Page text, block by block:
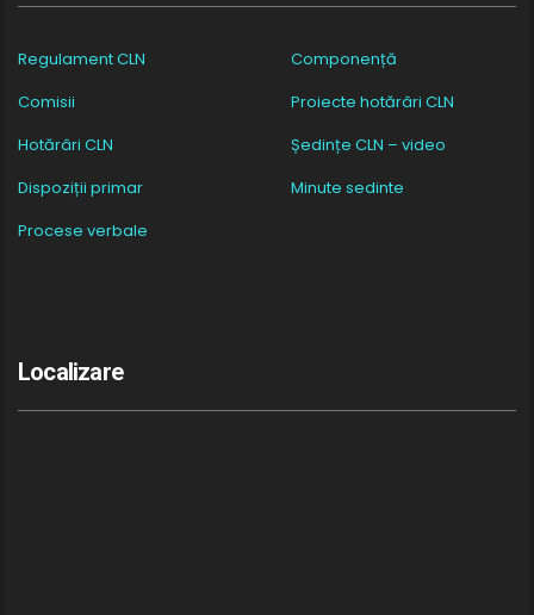
Regulament CLN
Componență
Comisii
Proiecte hotărâri CLN
Hotărâri CLN
Ședințe CLN – video
Dispoziții primar
Minute sedinte
Procese verbale
Localizare